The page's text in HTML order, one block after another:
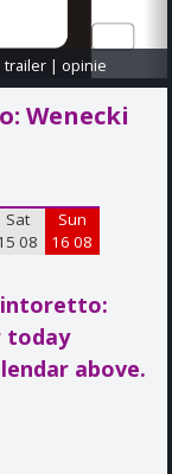
trailer |opinie
Wenecki
Sat
08
Sun
16 08
today
above.